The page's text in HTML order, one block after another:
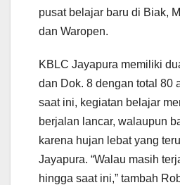
pusat belajar baru di Biak,
dan Waropen.
KBLC Jayapura memiliki
dan Dok. 8 dengan total 80
saat ini, kegiatan belajar
berjalan lancar, walaupun
karena hujan lebat yang
Jayapura. “Walau masih
hingga saat ini,” tambah